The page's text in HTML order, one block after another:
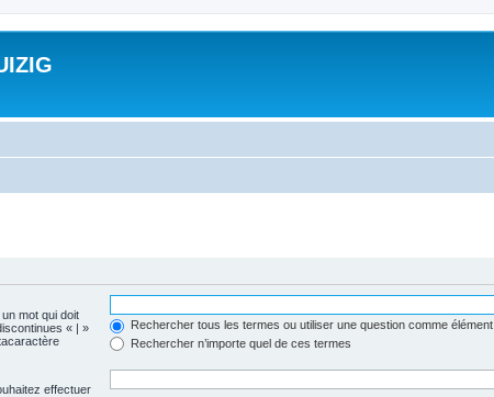
mot qui doit
« | »
Rechercher tous les termes ou utiliser une question comme élément
Rechercher n’importe quel de ces termes
effectuer